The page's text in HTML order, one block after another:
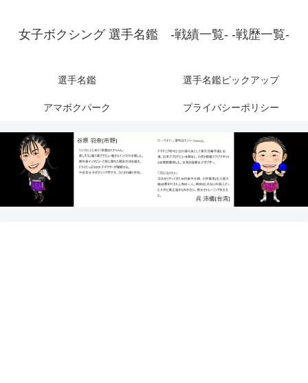
女子ボクシング 選手名鑑 -戦績一覧- -戦歴一覧-
選手名鑑 選手名鑑ピックアップ
アマボクパーク プライバシーポリシー